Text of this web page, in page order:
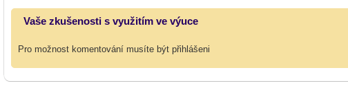
Vaše zkušenosti s využitím ve výuce
Pro možnost komentování musíte být přihlášeni